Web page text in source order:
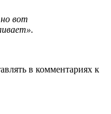
вот
в комментариях к